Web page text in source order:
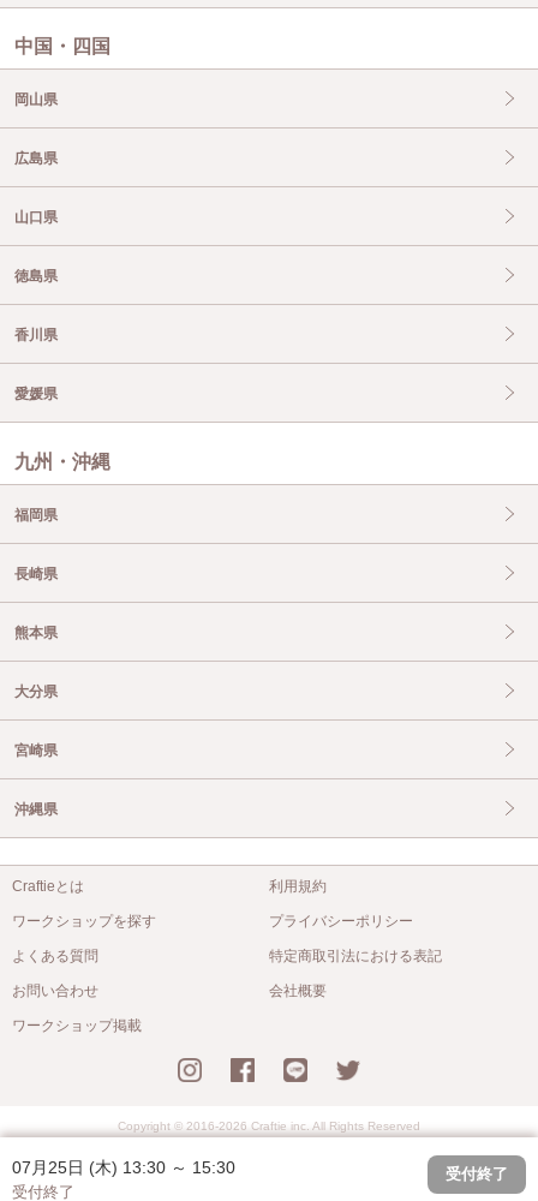
07月25日 (木) 13:30 ～ 15:30
受付終了
受付終了
中国・四国
岡山県
広島県
山口県
徳島県
香川県
愛媛県
九州・沖縄
福岡県
長崎県
熊本県
大分県
宮崎県
沖縄県
Craftieとは
ワークショップを探す
よくある質問
お問い合わせ
ワークショップ掲載
利用規約
プライバシーポリシー
特定商取引法における表記
会社概要
Copyright © 2016-2026 Craftie inc. All Rights Reserved